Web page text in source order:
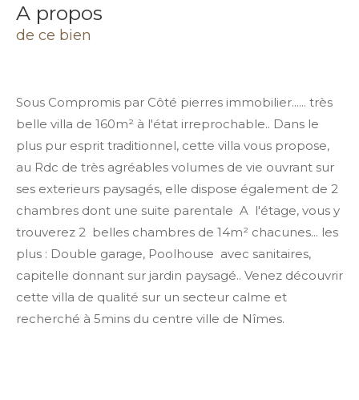
a propos
de ce bien
Sous Compromis par Côté pierres immobilier...... très
belle villa de 160m² à l'état irreprochable.. Dans le
plus pur esprit traditionnel, cette villa vous propose,
au Rdc de très agréables volumes de vie ouvrant sur
ses exterieurs paysagés, elle dispose également de 2
chambres dont une suite parentale A l'étage, vous y
trouverez 2 belles chambres de 14m² chacunes... les
plus : Double garage, Poolhouse avec sanitaires,
capitelle donnant sur jardin paysagé.. Venez découvrir
cette villa de qualité sur un secteur calme et
recherché à 5mins du centre ville de Nîmes.